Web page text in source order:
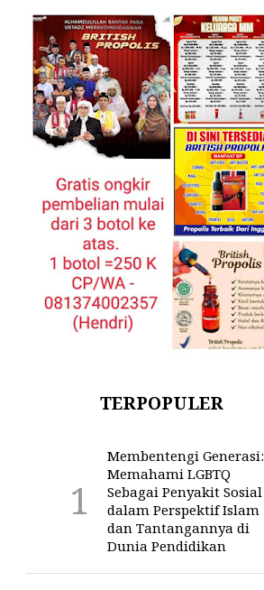
TERPOPULER
Membentengi Generasi:
Memahami LGBTQ
Sebagai Penyakit Sosial
dalam Perspektif Islam
dan Tantangannya di
Dunia Pendidikan